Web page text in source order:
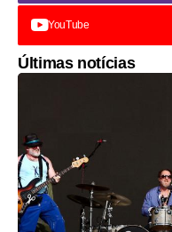
YouTube
Últimas notícias